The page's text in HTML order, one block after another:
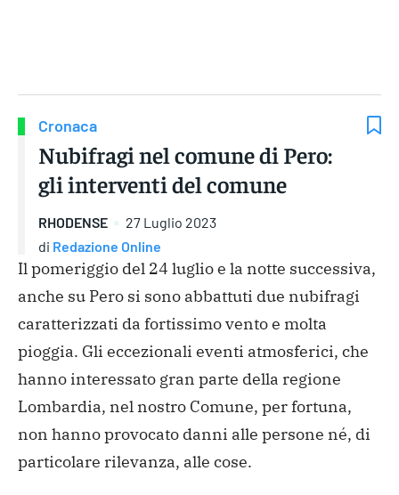
Cronaca
Nubifragi nel comune di Pero:
gli interventi del comune
RHODENSE
27 Luglio 2023
di Redazione Online
Il pomeriggio del 24 luglio e la notte successiva,
anche su Pero si sono abbattuti due nubifragi
caratterizzati da fortissimo vento e molta
pioggia. Gli eccezionali eventi atmosferici, che
hanno interessato gran parte della regione
Lombardia, nel nostro Comune, per fortuna,
non hanno provocato danni alle persone né, di
particolare rilevanza, alle cose.